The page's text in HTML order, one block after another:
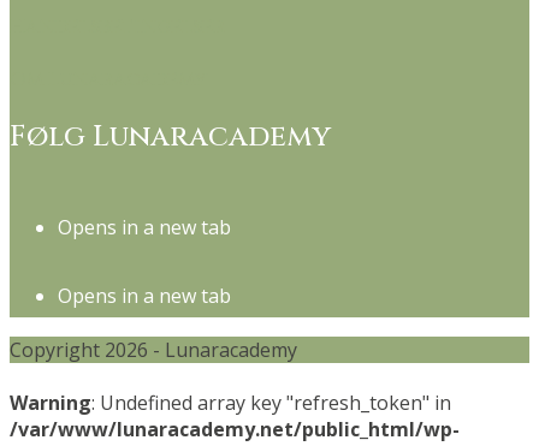
Følg Lunaracademy
Opens in a new tab
Opens in a new tab
Copyright 2026 - Lunaracademy
Warning: Undefined array key "refresh_token" in
/var/www/lunaracademy.net/public_html/wp-